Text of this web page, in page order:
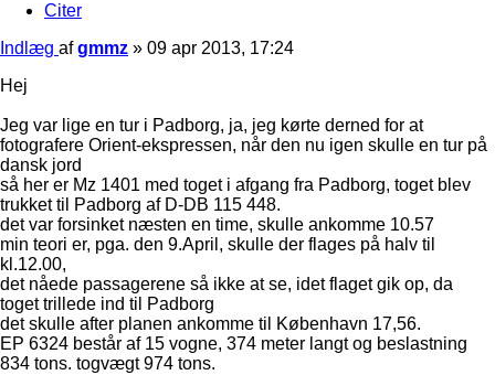
Citer
Indlæg afgmmz » 09 apr 2013, 17:24
Hej
Jeg var lige en tur i Padborg, ja, jeg kørte derned for at
fotografere Orient-ekspressen, når den nu igen skulle en tur på
dansk jord
så her er Mz 1401 med toget i afgang fra Padborg, toget blev
trukket til Padborg af D-DB 115 448.
det var forsinket næsten en time, skulle ankomme 10.57
min teori er, pga. den 9.April, skulle der flages på halv til
kl.12.00,
det nåede passagerene så ikke at se, idet flaget gik op, da
toget trillede ind til Padborg
det skulle after planen ankomme til København 17,56.
EP 6324 består af 15 vogne, 374 meter langt og beslastning
834 tons. togvægt 974 tons.